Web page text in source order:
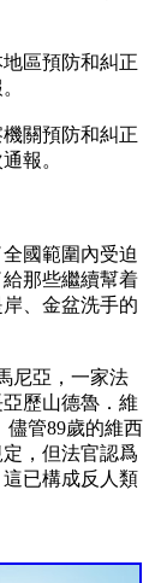
區預防和糾正
關預防和糾正
報。
國範圍內受迫
那些繼續幫着
、金盆洗手的
尼亞，一家法
歷山德魯．維
儘管89歲的維西
，但法官認爲
已構成反人類